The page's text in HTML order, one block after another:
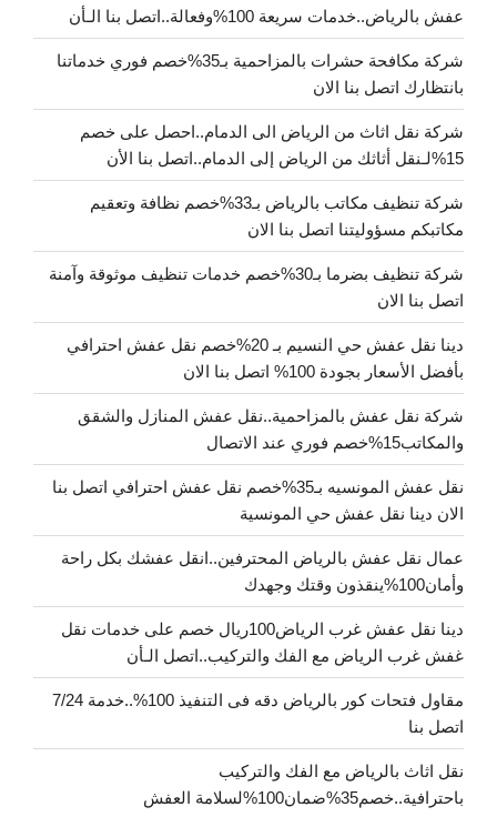
عفش بالرياض..خدمات سريعة 100%وفعالة..اتصل بنا الـأن
شركة مكافحة حشرات بالمزاحمية بـ35%خصم فوري خدماتنا
بانتظارك اتصل بنا الان
شركة نقل اثاث من الرياض الى الدمام..احصل على خصم
15%لـنقل أثاثك من الرياض إلى الدمام..اتصل بنا الأن
شركة تنظيف مكاتب بالرياض بـ33%خصم نظافة وتعقيم
مكاتبكم مسؤوليتنا اتصل بنا الان
شركة تنظيف بضرما بـ30%خصم خدمات تنظيف موثوقة وآمنة
اتصل بنا الان
دينا نقل عفش حي النسيم بـ 20%خصم نقل عفش احترافي
بأفضل الأسعار بجودة 100% اتصل بنا الان
شركة نقل عفش بالمزاحمية..نقل عفش المنازل والشقق
والمكاتب15%خصم فوري عند الاتصال
نقل عفش المونسيه بـ35%خصم نقل عفش احترافي اتصل بنا
الان دينا نقل عفش حي المونسية
عمال نقل عفش بالرياض المحترفين..انقل عفشك بكل راحة
وأمان100%ينقذون وقتك وجهدك
دينا نقل عفش غرب الرياض100ريال خصم على خدمات نقل
غفش غرب الرياض مع الفك والتركيب..اتصل الـأن
مقاول فتحات كور بالرياض دقه فى التنفيذ 100%..خدمة 7/24
اتصل بنا
نقل اثاث بالرياض مع الفك والتركيب
باحترافية..خصم35%ضمان100%لسلامة العفش